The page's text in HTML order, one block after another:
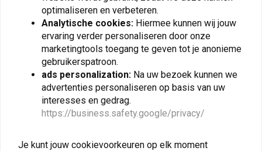
View more
optimaliseren en verbeteren.
Analytische cookies: Hiermee kunnen wij jouw
ervaring verder personaliseren door onze
marketingtools toegang te geven tot je anonieme
gebruikerspatroon.
ads personalization: Na uw bezoek kunnen we
advertenties personaliseren op basis van uw
interesses en gedrag.
https://business.safety.google/privacy/
Je kunt jouw cookievoorkeuren op elk moment